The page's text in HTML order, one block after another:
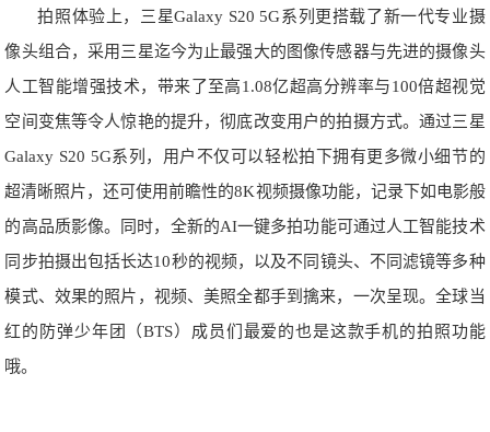
拍照体验上，三星Galaxy S20 5G系列更搭载了新一代专业摄
像头组合，采用三星迄今为止最强大的图像传感器与先进的摄像头
人工智能增强技术，带来了至高1.08亿超高分辨率与100倍超视觉
空间变焦等令人惊艳的提升，彻底改变用户的拍摄方式。通过三星
Galaxy S20 5G系列，用户不仅可以轻松拍下拥有更多微小细节的
超清晰照片，还可使用前瞻性的8K视频摄像功能，记录下如电影般
的高品质影像。同时，全新的AI一键多拍功能可通过人工智能技术
同步拍摄出包括长达10秒的视频，以及不同镜头、不同滤镜等多种
模式、效果的照片，视频、美照全都手到擒来，一次呈现。全球当
红的防弹少年团（BTS）成员们最爱的也是这款手机的拍照功能
哦。